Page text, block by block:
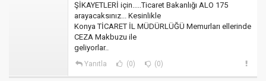
ŞİKAYETLERİ için.....Ticaret Bakanlığı ALO 175
arayacaksınız... Kesinlikle
Konya TİCARET İL MÜDÜRLÜĞÜ Memurları ellerinde
CEZA Makbuzu ile
geliyorlar..
Yanıtla (0) (0)